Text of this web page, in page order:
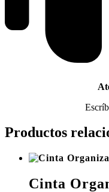
Productos
Cinta